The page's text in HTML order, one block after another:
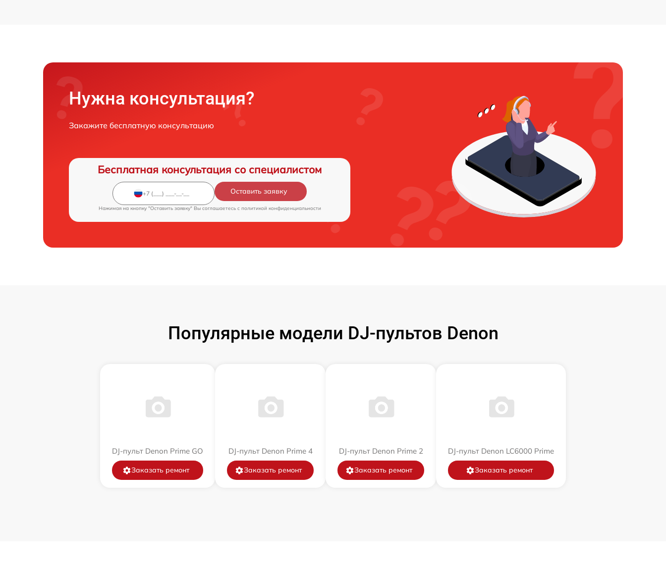
Нужна консультация?
Закажите бесплатную консультацию
Бесплатная консультация со специалистом
Оставить заявку
Нажимая на кнопку "Оставить заявку" Вы соглашаетесь c политикой конфиденциальности
Популярные модели DJ-пультов Denon
DJ-пульт Denon Prime GO
Заказать ремонт
DJ-пульт Denon Prime 4
Заказать ремонт
DJ-пульт Denon Prime 2
Заказать ремонт
DJ-пульт Denon LC6000 Prime
Заказать ремонт